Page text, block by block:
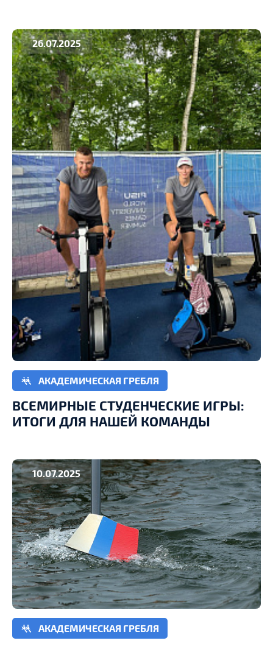
26.07.2025
АКАДЕМИЧЕСКАЯ ГРЕБЛЯ
ВСЕМИРНЫЕ СТУДЕНЧЕСКИЕ ИГРЫ:
ИТОГИ ДЛЯ НАШЕЙ КОМАНДЫ
10.07.2025
АКАДЕМИЧЕСКАЯ ГРЕБЛЯ